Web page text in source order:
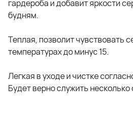
гардероба и добавит яркости
будням.
Теплая, позволит чувствовать
температурах до минус 15.
Легкая в уходе и чистке
Будет верно служить несколько